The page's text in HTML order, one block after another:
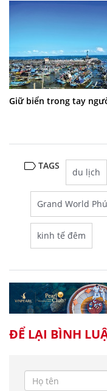
Giữ biển trong tay
TAGS
du lịch
Grand World
kinh tế đêm
ĐỂ LẠI BÌNH